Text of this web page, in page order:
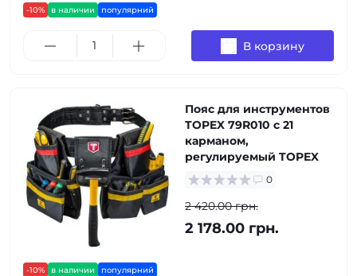
-10% в наличии популярний
В корзину
-10% в наличии популярний
Пояс для инструментов
TOPEX 79R010 с 21
карманом,
регулируемый TOPEX
0
2 420.00 грн.
2 178.00 грн.